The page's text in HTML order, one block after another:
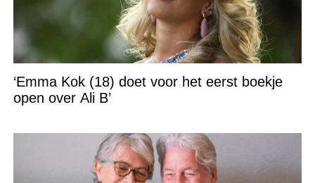
‘Emma Kok (18) doet voor het eerst boekje
open over Ali B’